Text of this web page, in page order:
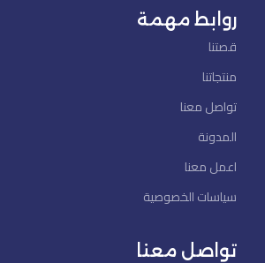
روابط مهمة
قصتنا
منتجاتنا
تواصل معنا
المدونة
اعمل معنا
سياسات الخصوصية
تواصل معنا